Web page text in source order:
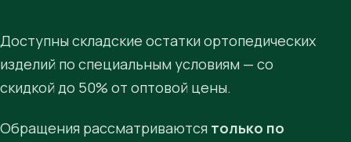
Доступны складские остатки ортопедических
изделий по специальным условиям — со
скидкой до 50% от оптовой цены.
Обращения рассматриваются только по